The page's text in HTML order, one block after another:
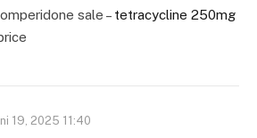
sale – tetracycline 250mg
19, 2025 11:40